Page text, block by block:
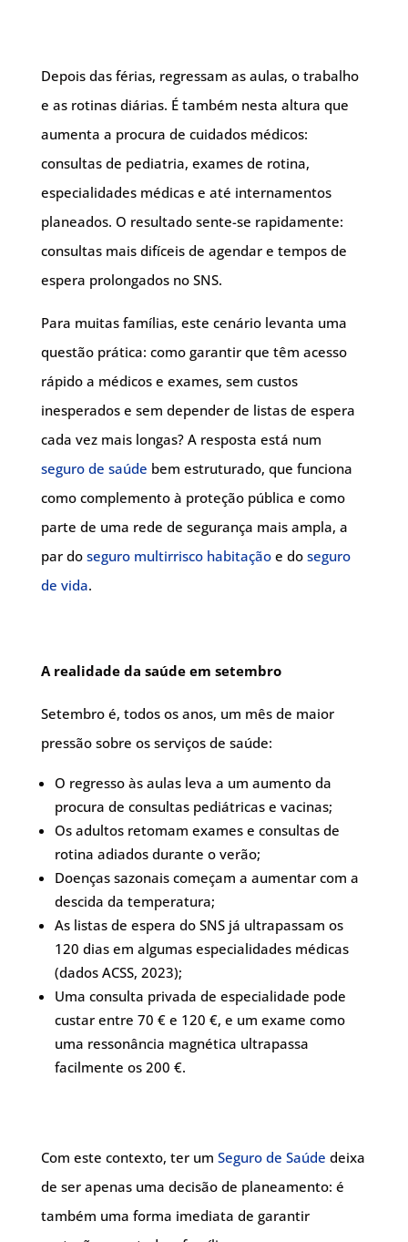
Depois das férias, regressam as aulas, o trabalho
e as rotinas diárias. É também nesta altura que
aumenta a procura de cuidados médicos:
consultas de pediatria, exames de rotina,
especialidades médicas e até internamentos
planeados. O resultado sente-se rapidamente:
consultas mais difíceis de agendar e tempos de
espera prolongados no SNS.
Para muitas famílias, este cenário levanta uma
questão prática: como garantir que têm acesso
rápido a médicos e exames, sem custos
inesperados e sem depender de listas de espera
cada vez mais longas? A resposta está num
seguro de saúde bem estruturado, que funciona
como complemento à proteção pública e como
parte de uma rede de segurança mais ampla, a
par do seguro multirrisco habitaçãoe do seguro
de vida.
A realidade da saúde em setembro
Setembro é, todos os anos, um mês de maior
pressão sobre os serviços de saúde:
O regresso às aulas leva a um aumento da
procura de consultas pediátricas e vacinas;
Os adultos retomam exames e consultas de
rotina adiados durante o verão;
Doenças sazonais começam a aumentar com a
descida da temperatura;
As listas de espera do SNS já ultrapassam os
120 dias em algumas especialidades médicas
(dados ACSS, 2023);
Uma consulta privada de especialidade pode
custar entre 70 € e 120 €, e um exame como
uma ressonância magnética ultrapassa
facilmente os 200 €.
Com este contexto, ter um Seguro de Saúde deixa
de ser apenas uma decisão de planeamento: é
também uma forma imediata de garantir